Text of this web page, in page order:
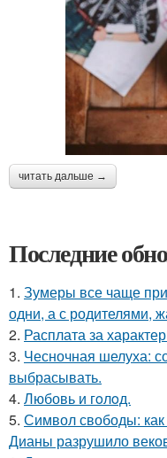
читать дальше →
Последние
1. Зумеры все чаще
одни, а с родителями,
2. Расплата за
3. Чесночная шелуха:
выбрасывать.
4. Любовь и гoлoд.
5. Символ свободы:
Дианы разрушило